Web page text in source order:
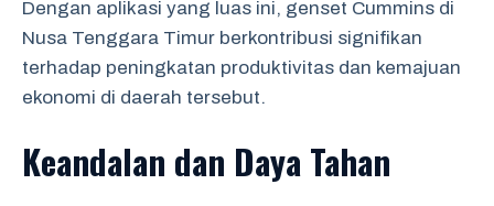
Dengan aplikasi yang luas ini, genset Cummins di
Nusa Tenggara Timur berkontribusi signifikan
terhadap peningkatan produktivitas dan kemajuan
ekonomi di daerah tersebut.
Keandalan dan Daya Tahan